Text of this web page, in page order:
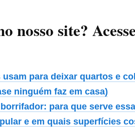
nosso site?
para deixar quartos e
ninguém faz em casa)
para que serve
e em quais superfícies